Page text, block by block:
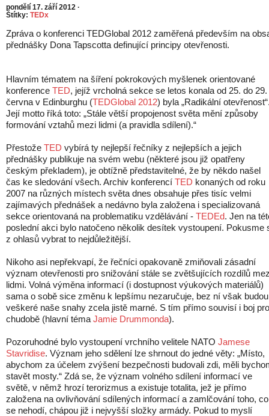
pondělí 17. září 2012 ·
Štítky: TEDx
Zpráva o konferenci TEDGlobal 2012 zaměřená především na
přednášky Dona Tapscotta definující principy otevřenosti.
Hlavním tématem na šíření pokrokových myšlenek orientované
konference TED, jejíž vrcholná sekce se letos konala od 25. do 29.
června v Edinburghu (TEDGlobal 2012) byla „Radikální
Její motto říká toto: „Stále větší propojenost světa mění způsoby
formování vztahů mezi lidmi (a pravidla sdílení).“
Přestože TED vybírá ty nejlepší řečníky z nejlepších a jejich
přednášky publikuje na svém webu (některé jsou již opatřeny
českým překladem), je obtížně představitelné, že by někdo našel
čas ke sledování všech. Archiv konferencí TED konaných od roku
2007 na různých místech světa dnes obsahuje přes tisíc velmi
zajímavých přednášek a nedávno byla založena i specializovaná
sekce orientovaná na problematiku vzdělávání - TEDEd. Jen na
poslední akci bylo natočeno několik desítek vystoupení. Pokusme
z ohlasů vybrat to nejdůležitější.
Nikoho asi nepřekvapí, že řečníci opakovaně zmiňovali zásadní
význam otevřenosti pro snižování stále se zvětšujících rozdílů
lidmi. Volná výměna informací (i dostupnost výukových materiálů)
sama o sobě sice změnu k lepšímu nezaručuje, bez ní však budou
veškeré naše snahy zcela jistě marné. S tím přímo souvisí i boj
chudobě (hlavní téma Jamie Drummonda).
Pozoruhodné bylo vystoupení vrchního velitele NATO Jamese
Stavridise. Význam jeho sdělení lze shrnout do jedné věty: „Místo,
abychom za účelem zvýšení bezpečnosti budovali zdi, měli
stavět mosty.“ Zdá se, že význam volného sdílení informací ve
světě, v němž hrozí terorizmus a existuje totalita, jež je přímo
založena na ovlivňování sdílených informací a zamlčování toho, co
se nehodí, chápou již i nejvyšší složky armády. Pokud to myslí